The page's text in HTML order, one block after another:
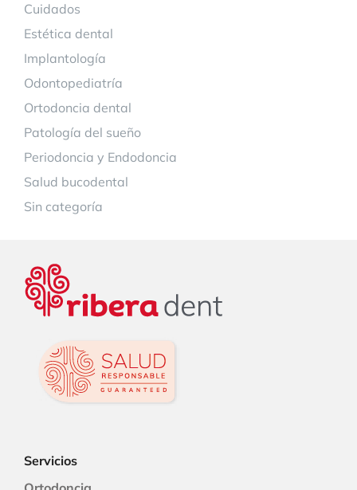
Cuidados
Estética dental
Implantología
Odontopediatría
Ortodoncia dental
Patología del sueño
Periodoncia y Endodoncia
Salud bucodental
Sin categoría
Servicios